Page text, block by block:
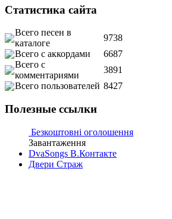
Статистика сайта
Всего песен в
каталоге
9738
Всего с аккордами
6687
Всего с
комментариями
3891
Всего пользователей 8427
Полезные ссылки
Безкоштовні оголошення
Завантаження
DvaSongs В.Контакте
Двери Страж